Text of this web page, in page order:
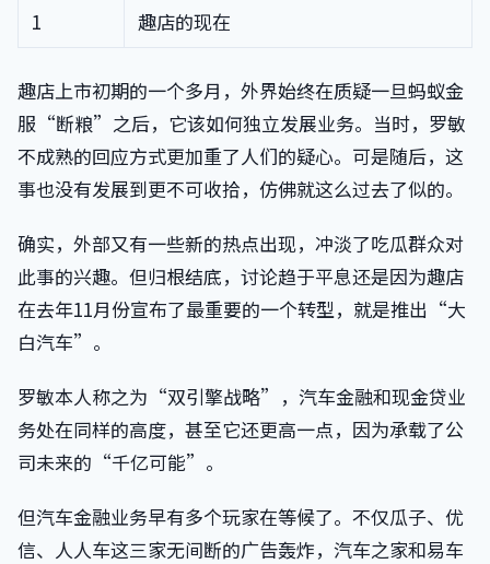
1 趣店的现在
趣店上市初期的一个多月，外界始终在质疑一旦蚂蚁金
服“断粮”之后，它该如何独立发展业务。当时，罗敏
不成熟的回应方式更加重了人们的疑心。可是随后，这
事也没有发展到更不可收拾，仿佛就这么过去了似的。
确实，外部又有一些新的热点出现，冲淡了吃瓜群众对
此事的兴趣。但归根结底，讨论趋于平息还是因为趣店
在去年11月份宣布了最重要的一个转型，就是推出“大
白汽车”。
罗敏本人称之为“双引擎战略”，汽车金融和现金贷业
务处在同样的高度，甚至它还更高一点，因为承载了公
司未来的“千亿可能”。
但汽车金融业务早有多个玩家在等候了。不仅瓜子、优
信、人人车这三家无间断的广告轰炸，汽车之家和易车